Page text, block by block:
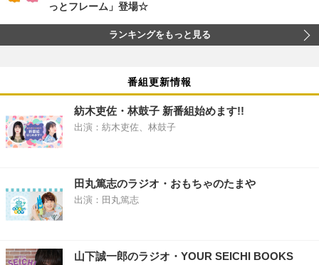
っとフレーム」登場☆
ランキングをもっと見る
番組更新情報
紡木吏佐・林鼓子 新番組始めます!!
出演：紡木吏佐、林鼓子
田丸篤志のラジオ・おもちゃのたまや
出演：田丸篤志
山下誠一郎のラジオ・YOUR SEICHI BOOKS